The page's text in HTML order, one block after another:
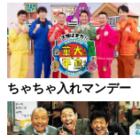
ちゃちゃ入れマンデー